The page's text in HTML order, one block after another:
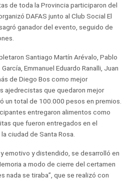
de toda la Provincia participaron del
DAFAS junto al Club Social El
ganador del evento, seguido de
Santiago Martín Arévalo, Pablo
Emmanuel Eduardo Ranalli, Juan
de Diego Bos como mejor
ajedrecistas que quedaron mejor
un total de 100.000 pesos en premios.
entregaron alimentos como
que fueron entregados en el
ciudad de Santa Rosa.
emotivo y distendido, se desarrolló en
a modo de cierre del certamen
nada se tiraba”, que se realizó con